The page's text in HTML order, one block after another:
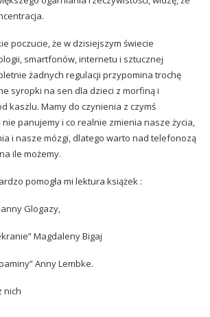
poczucie, że w dzisiejszym świecie
smartfonów, internetu i sztucznej
żadnych regulacji przypomina trochę
syropki na sen dla dzieci z morfiną i
kaszlu. Mamy do czynienia z czymś
nie panujemy i co realnie zmienia nasze życia,
i nasze mózgi, dlatego warto nad telefonozą
ile możemy.
pomogła mi lektura książek :
Glogazy,
Magdaleny Bigaj
Anny Lembke.
nich